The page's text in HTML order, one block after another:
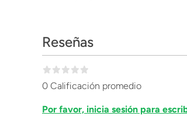
Reseñas
0 Calificación promedio
Por favor, inicia sesión para